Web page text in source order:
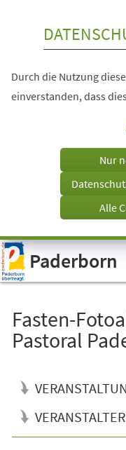
Visuelle
Assistenzsoftware
öffnen.
Durch die Nutzung
einverstanden, dass
Nur
Alle
Paderborn
Fasten-
Pastoral
VERANSTALTER